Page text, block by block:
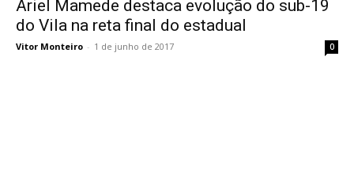
Ariel Mamede destaca evolução do sub-19
do Vila na reta final do estadual
Vitor Monteiro - 1 de junho de 2017 0